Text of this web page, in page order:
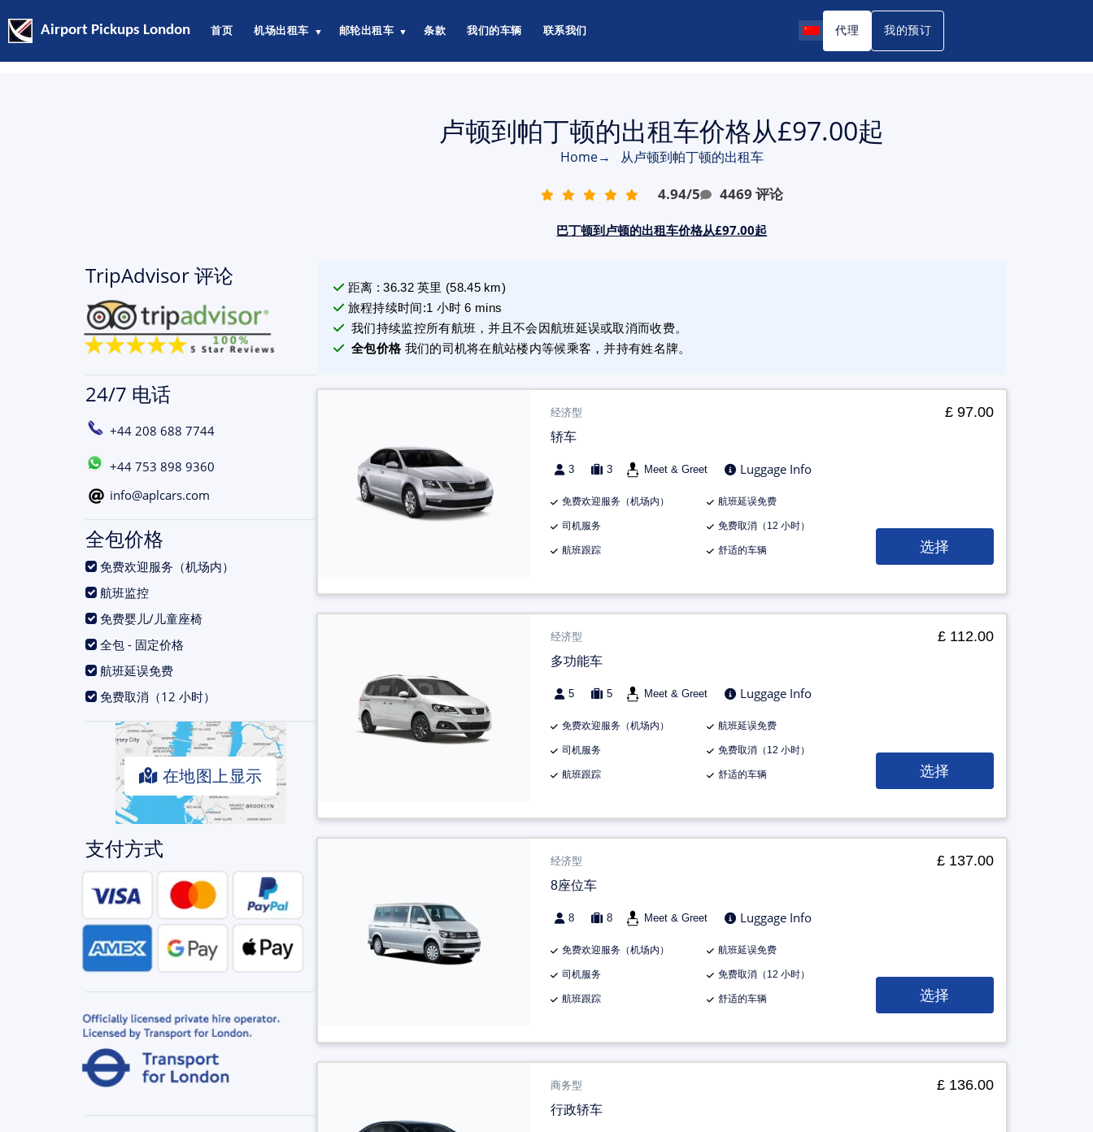
Airport Pickups London 首页 机场出租车 ▼ 邮轮出租车 ▼ 条款 我们的车辆 联系我们 代理 我的预订
TripAdvisor 评论
24/7 电话
+44 208 688 7744
+44 753 898 9360
info@aplcars.com
全包价格
免费欢迎服务（机场内）
航班监控
免费婴儿/儿童座椅
全包 - 固定价格
航班延误免费
免费取消（12 小时）
在地图上显示
支付方式
卢顿到帕丁顿的出租车价格从£97.00起
Home→ 从卢顿到帕丁顿的出租车
4.94/5 4469 评论
巴丁顿到卢顿的出租车价格从£97.00起
距离 :36.32 英里 (58.45km)
旅程持续时间:1 小时 6 mins
我们持续监控所有航班，并且不会因航班延误或取消而收费。
全包价格 我们的司机将在航站楼内等候乘客，并持有姓名牌。
经济型
轿车
3 3 Meet & Greet Luggage Info
免费欢迎服务（机场内） 航班延误免费
司机服务 免费取消（12 小时）
航班跟踪 舒适的车辆
£ 97.00
选择
经济型
多功能车
5 5 Meet & Greet Luggage Info
免费欢迎服务（机场内） 航班延误免费
司机服务 免费取消（12 小时）
航班跟踪 舒适的车辆
£ 112.00
选择
经济型
8座位车
8 8 Meet & Greet Luggage Info
免费欢迎服务（机场内） 航班延误免费
司机服务 免费取消（12 小时）
航班跟踪 舒适的车辆
£ 137.00
选择
商务型
行政轿车
£ 136.00